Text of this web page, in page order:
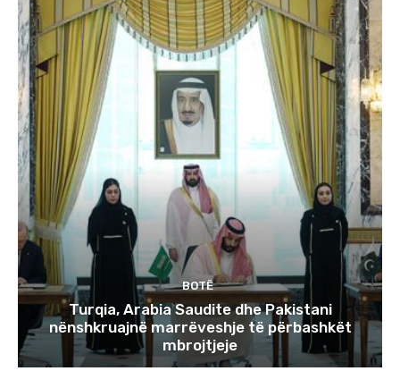
BOTË
Turqia, Arabia Saudite dhe Pakistani
nënshkruajnë marrëveshje të përbashkët
mbrojtjeje